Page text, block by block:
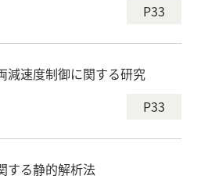
P33
減速度制御に関する研究
P33
する静的解析法